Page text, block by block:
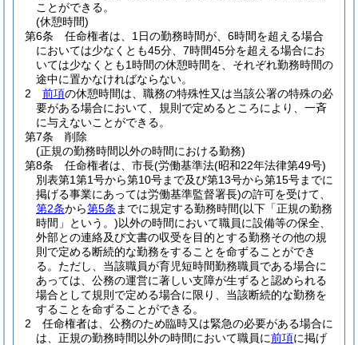
ことができる。
(休憩時間)
第6条
任命権者は、1日の勤務時間が、6時間を超える場合
においては少なくとも45分、7時間45分を超える場合にお
いては少なくとも1時間の休憩時間を、それぞれ勤務時間の
途中に置かなければならない。
2
前項の休憩時間は、職務の特殊性又は当該公署の特殊の必
要がある場合において、規則で定めるところにより、一斉
に与えないことができる。
第7条
削除
(正規の勤務時間以外の時間における勤務)
第8条
任命権者は、市長(労働基準法(昭和22年法律第49号)
別表第1第1号から第10号まで及び第13号から第15号までに
掲げる事業にあっては労働基準監督署長)の許可を受けて、
第2条から第5条 までに規定する勤務時間(以下「正規の勤務
時間」という。)以外の時間において職員に設備等の保全、
外部との連絡及び文書の収受を目的とする勤務その他の規
則で定める断続的な勤務をすることを命ずることができ
る。 ただし、当該職員が育児短時間勤務職員である場合に
あっては、公務の運営に著しい支障が生ずると認められる
場合として規則で定める場合に限り、当該断続的な勤務を
することを命ずることができる。
2
任命権者は、公務のため臨時又は緊急の必要がある場合に
は、正規の勤務時間以外の時間において職員に前項に掲げ